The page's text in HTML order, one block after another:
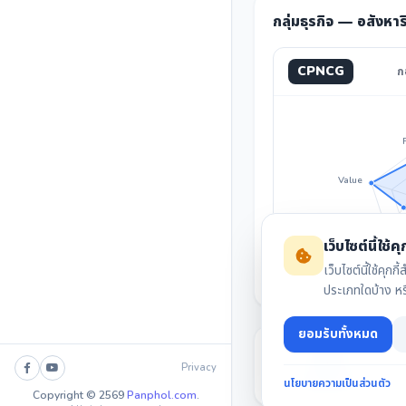
Privacy
Copyright © 2569Panphol.com.
กลุ่มธุรกิจ — อสังหา
CPNCG
Invest
Value
สรุปงบล่าสุด
เว็บไซต์นี้ใช้
เว็บไซต์นี้ใช้คุก
ประเภทใดบ้าง
ยอมรับทั้งหมด
นโยบายความเป็นส่วนตัว